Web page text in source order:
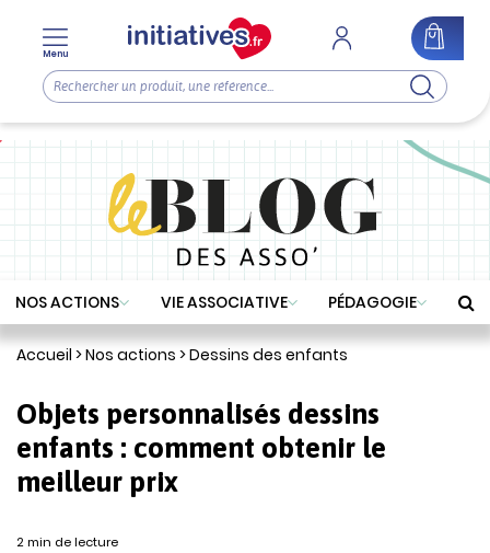
NOS ACTIONS VIE ASSOCIATIVE PÉDAGOGIE
Accueil >Nos actions >Dessins des enfants
Objets personnalisés dessins
enfants : comment obtenir le
meilleur prix
2 min de lecture
Menu